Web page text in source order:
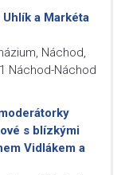
a Markéta
Náchod,
Náchod-Náchod
s blízkými
Vidlákem a